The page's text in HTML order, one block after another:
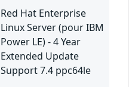
Red Hat Enterprise
Linux Server (pour IBM
Power LE) - 4 Year
Extended Update
Support 7.4 ppc64le